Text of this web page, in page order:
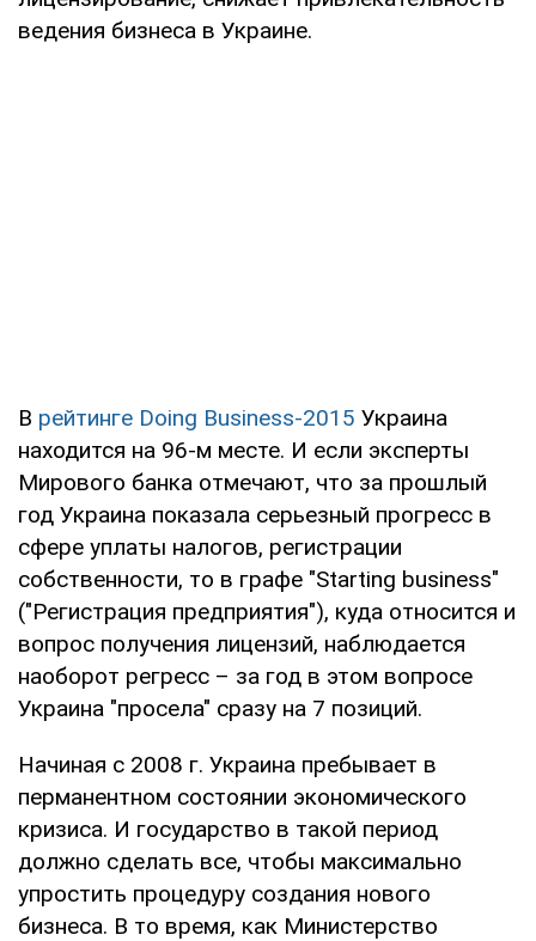
ведения бизнеса в Украине.
В рейтинге Doing Business-2015 Украина
находится на 96-м месте. И если эксперты
Мирового банка отмечают, что за прошлый
год Украина показала серьезный прогресс в
сфере уплаты налогов, регистрации
собственности, то в графе "Starting business"
("Регистрация предприятия"), куда относится и
вопрос получения лицензий, наблюдается
наоборот регресс – за год в этом вопросе
Украина "просела" сразу на 7 позиций.
Начиная с 2008 г. Украина пребывает в
перманентном состоянии экономического
кризиса. И государство в такой период
должно сделать все, чтобы максимально
упростить процедуру создания нового
бизнеса. В то время, как Министерство